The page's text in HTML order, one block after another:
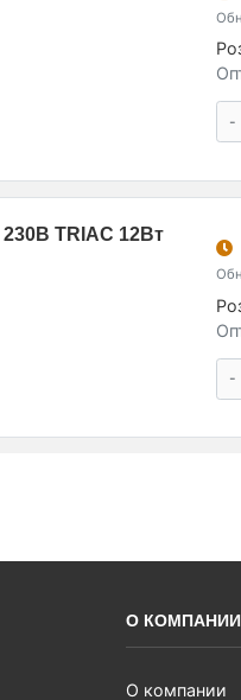
-
TRIAC 12Вт
-
О КОМПАНИИ
О компании